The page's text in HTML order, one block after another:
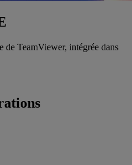
de TeamViewer, intégrée dans